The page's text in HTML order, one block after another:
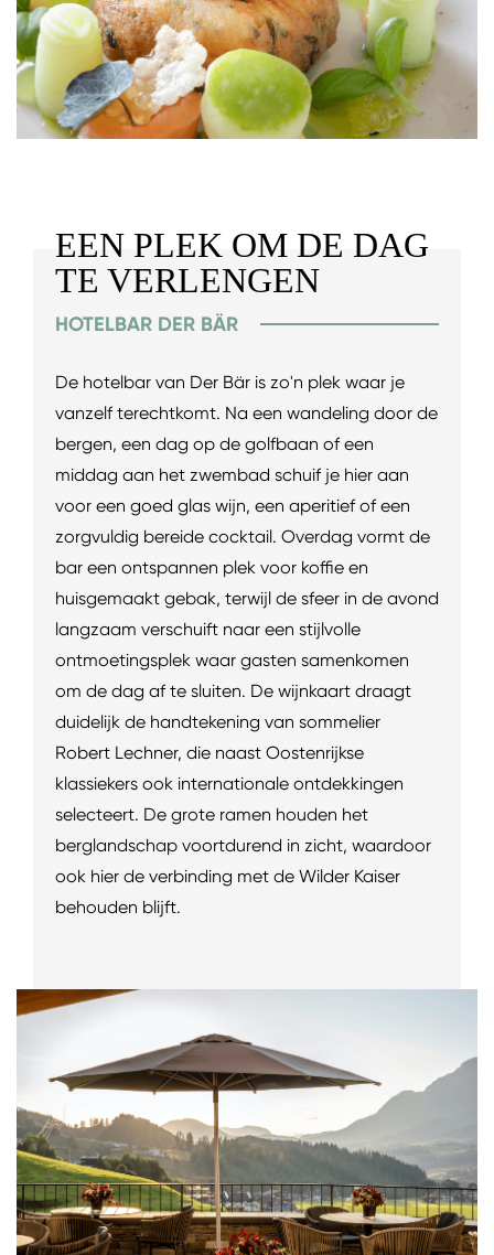
EEN PLEK OM DE DAG
TE VERLENGEN
HOTELBAR DER BÄR
De hotelbar van Der Bär is zo'n plek waar je
vanzelf terechtkomt. Na een wandeling door de
bergen, een dag op de golfbaan of een
middag aan het zwembad schuif je hier aan
voor een goed glas wijn, een aperitief of een
zorgvuldig bereide cocktail. Overdag vormt de
bar een ontspannen plek voor koffie en
huisgemaakt gebak, terwijl de sfeer in de avond
langzaam verschuift naar een stijlvolle
ontmoetingsplek waar gasten samenkomen
om de dag af te sluiten. De wijnkaart draagt
duidelijk de handtekening van sommelier
Robert Lechner, die naast Oostenrijkse
klassiekers ook internationale ontdekkingen
selecteert. De grote ramen houden het
berglandschap voortdurend in zicht, waardoor
ook hier de verbinding met de Wilder Kaiser
behouden blijft.